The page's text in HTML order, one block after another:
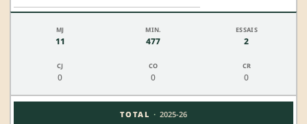
11 477 2
0 0 0
TOTAL · 2025-26